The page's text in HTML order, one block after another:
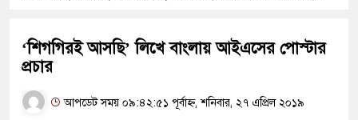
‘শিগগিরই আসছি’ লিখে বাংলায় আইএসের পোস্টার
প্রচার
আপডেট সময় ০৯:৪২:৫১ পূর্বাহ্ন, শনিবার, ২৭ এপ্রিল ২০১৯